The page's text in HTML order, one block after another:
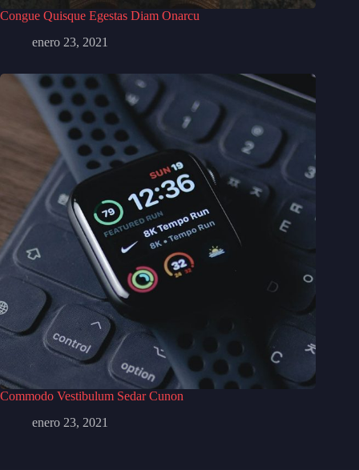
Congue Quisque Egestas Diam Onarcu
enero 23, 2021
Commodo Vestibulum Sedar Cunon
enero 23, 2021